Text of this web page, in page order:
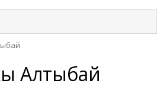
Алтыбай